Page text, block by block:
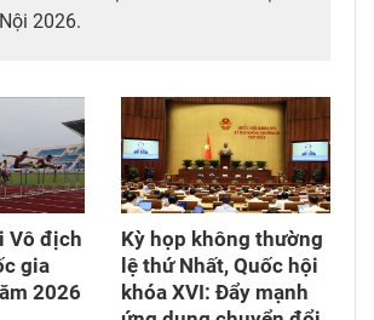
2026.
Vô địch
gia
2026
Kỳ họp không thường
lệ thứ Nhất, Quốc hội
khóa XVI: Đẩy mạnh